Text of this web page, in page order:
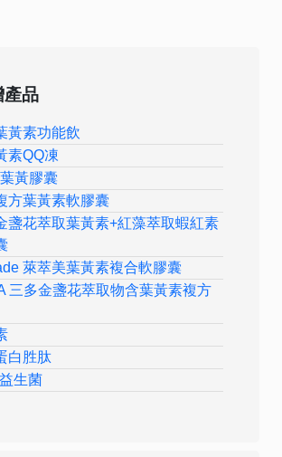
產品
黃素功能飲
素QQ凍
黃膠囊
方葉黃素軟膠囊
盞花萃取葉黃素+紅藻萃取蝦紅素
萊萃美葉黃素複合軟膠囊
三多金盞花萃取物含葉黃素複方
白胜肽
生菌